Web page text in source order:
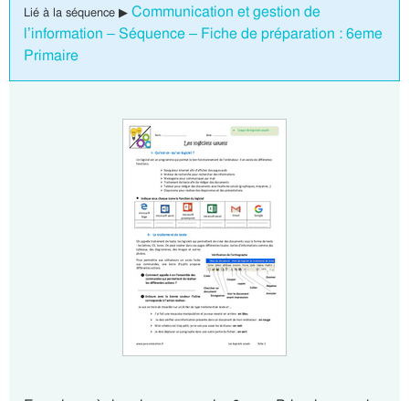
Lié à la séquence ▶ Communication et gestion de
l’information – Séquence – Fiche de préparation : 6eme
Primaire